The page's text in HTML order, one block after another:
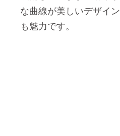
な曲線が美しいデザイン
も魅力です。